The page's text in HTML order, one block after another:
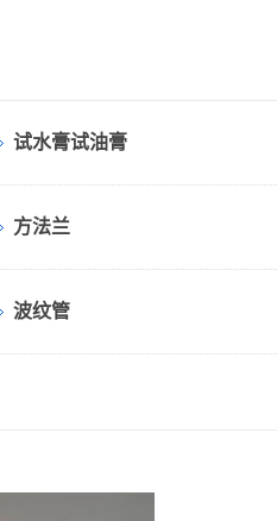
试水膏试油膏
方法兰
波纹管